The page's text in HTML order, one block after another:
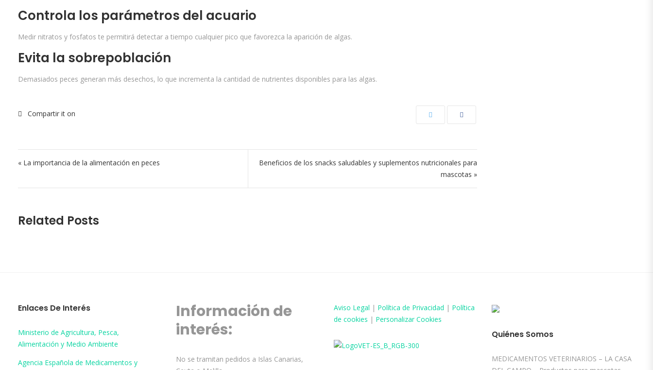
Controla los parámetros del acuario
Medir nitratos y fosfatos te permitirá detectar a tiempo cualquier pico que favorezca la aparición de algas.
Evita la sobrepoblación
Demasiados peces generan más desechos, lo que incrementa la cantidad de nutrientes disponibles para las algas.
Navegación de entradas
« La importancia de la alimentación en peces
Beneficios de los snacks saludables y suplementos nutricionales para
mascotas »
Related Posts
Enlaces De Interés
Ministerio de Agricultura, Pesca,
Alimentación y Medio Ambiente
Agencia Española de Medicamentos y
Información de
interés:
No se tramitan pedidos a Islas Canarias,
Aviso Legal | Política de Privacidad | Política
de cookies | Personalizar Cookies
Quiénes Somos
MEDICAMENTOS VETERINARIOS – LA CASA